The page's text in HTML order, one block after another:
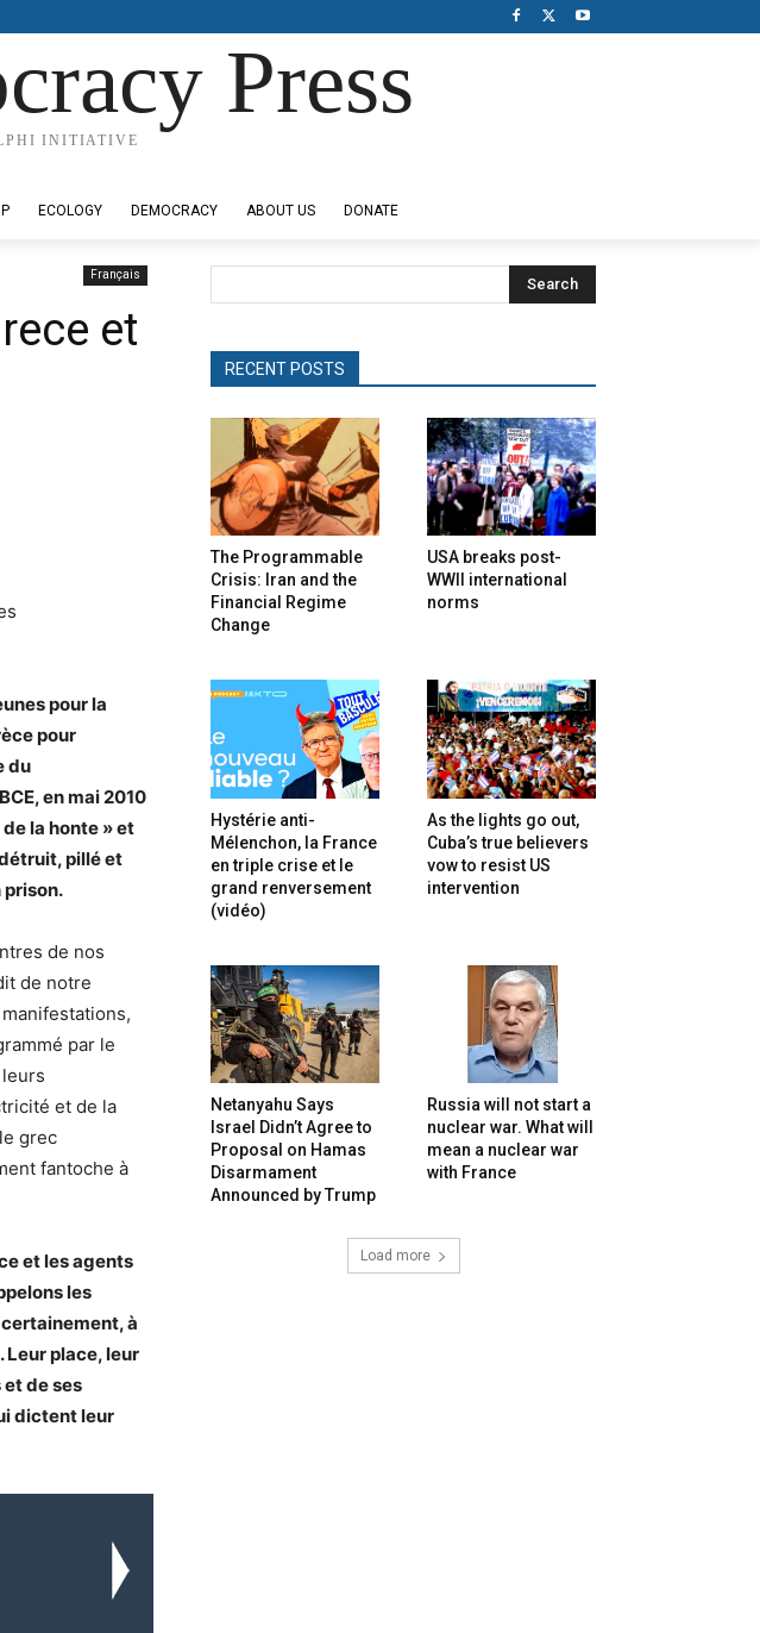
Press
INITIATIVE
ECOLOGY DEMOCRACY ABOUT US DONATE
Français
et
pour la
pour
du
en mai 2010
la honte » et
pillé et
prison.
de nos
de notre
par le
et de la
grec
fantoche à
et les agents
les
à
Leur place, leur
de ses
dictent leur
Search
RECENT POSTS
The Programmable
Crisis: Iran and the
Financial Regime
Change
USA breaks post-
WWII international
norms
Hystérie anti-
Mélenchon, la France
en triple crise et le
grand renversement
(vidéo)
As the lights go out,
Cuba’s true believers
vow to resist US
intervention
Netanyahu Says
Israel Didn’t Agree to
Proposal on Hamas
Disarmament
Announced by Trump
Russia will not start a
nuclear war. What will
mean a nuclear war
with France
Load more